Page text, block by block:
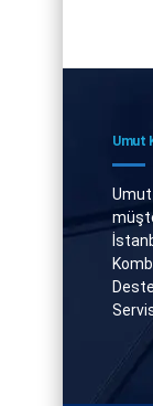
Umut
Umut